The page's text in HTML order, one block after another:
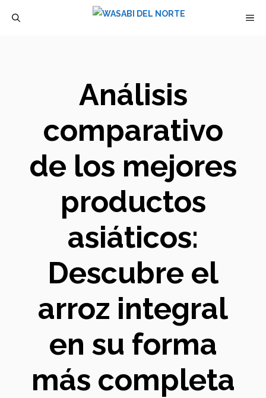
Análisis
comparativo
de los mejores
productos
asiáticos:
Descubre el
arroz integral
en su forma
más completa